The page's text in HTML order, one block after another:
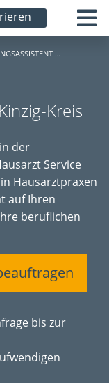
…
Kreis
der
Service
Hausarztpraxen
auf Ihren
beruflichen
bis zur